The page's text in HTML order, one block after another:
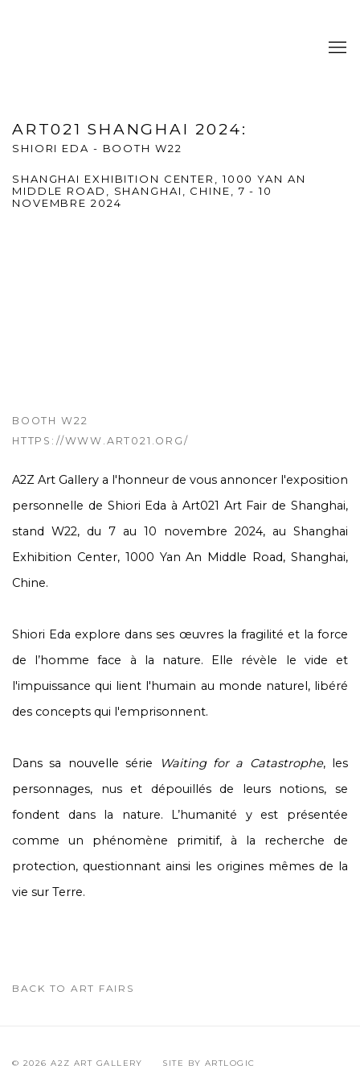
ART021 SHANGHAI 2024:
SHIORI EDA - BOOTH W22
SHANGHAI EXHIBITION CENTER, 1000 YAN AN
MIDDLE ROAD, SHANGHAI, CHINE, 7 - 10
NOVEMBRE 2024
BOOTH W22
HTTPS://WWW.ART021.ORG/
A2Z Art Gallery a l'honneur de vous annoncer l'exposition
personnelle de Shiori Eda à Art021 Art Fair de Shanghai,
stand W22, du 7 au 10 novembre 2024, au Shanghai
Exhibition Center, 1000 Yan An Middle Road, Shanghai,
Chine.
Shiori Eda explore dans ses œuvres la fragilité et la force
de l’homme face à la nature. Elle révèle le vide et
l'impuissance qui lient l'humain au monde naturel, libéré
des concepts qui l'emprisonnent.
Dans sa nouvelle série Waiting for a Catastrophe, les
personnages, nus et dépouillés de leurs notions, se
fondent dans la nature. L’humanité y est présentée
comme un phénomène primitif, à la recherche de
protection, questionnant ainsi les origines mêmes de la
vie sur Terre.
BACK TO ART FAIRS
© 2026 A2Z ART GALLERY SITE BY ARTLOGIC